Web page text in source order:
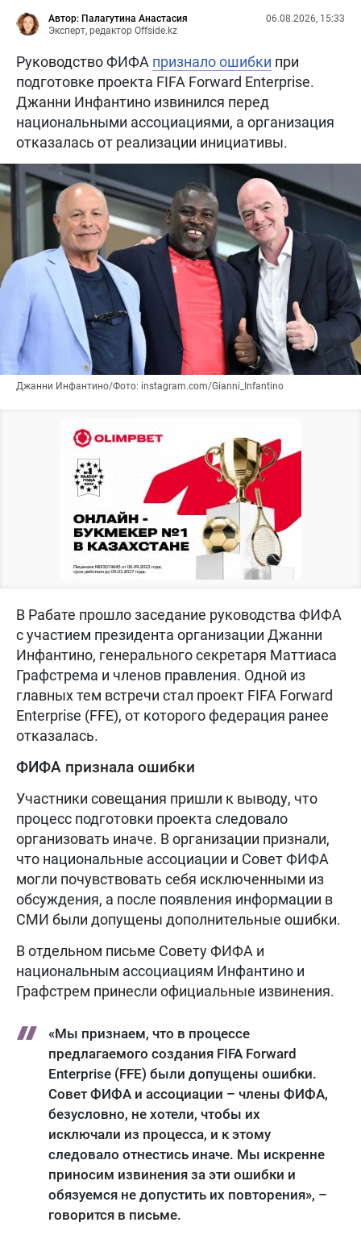
Автор: Палагутина Анастасия
Эксперт, редактор Offside.kz
06.08.2026, 15:33
Руководство ФИФА признало ошибки при
подготовке проекта FIFA Forward Enterprise.
Джанни Инфантино извинился перед
национальными ассоциациями, а организация
отказалась от реализации инициативы.
Джанни Инфантино/Фото: instagram.com/Gianni_Infantino
В Рабате прошло заседание руководства ФИФА
с участием президента организации Джанни
Инфантино, генерального секретаря Маттиаса
Графстрема и членов правления. Одной из
главных тем встречи стал проект FIFA Forward
Enterprise (FFE), от которого федерация ранее
отказалась.
ФИФА признала ошибки
Участники совещания пришли к выводу, что
процесс подготовки проекта следовало
организовать иначе. В организации признали,
что национальные ассоциации и Совет ФИФА
могли почувствовать себя исключенными из
обсуждения, а после появления информации в
СМИ были допущены дополнительные ошибки.
В отдельном письме Совету ФИФА и
национальным ассоциациям Инфантино и
Графстрем принесли официальные извинения.
«Мы признаем, что в процессе
предлагаемого создания FIFA Forward
Enterprise (FFE) были допущены ошибки.
Совет ФИФА и ассоциации – члены ФИФА,
безусловно, не хотели, чтобы их
исключали из процесса, и к этому
следовало отнестись иначе. Мы искренне
приносим извинения за эти ошибки и
обязуемся не допустить их повторения», –
говорится в письме.